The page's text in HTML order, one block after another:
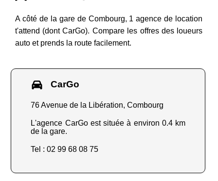
A côté de la gare de Combourg, 1 agence de location
t'attend (dont CarGo). Compare les offres des loueurs
auto et prends la route facilement.
CarGo
76 Avenue de la Libération, Combourg
L'agence CarGo est située à environ 0.4 km
de la gare.
Tel : 02 99 68 08 75